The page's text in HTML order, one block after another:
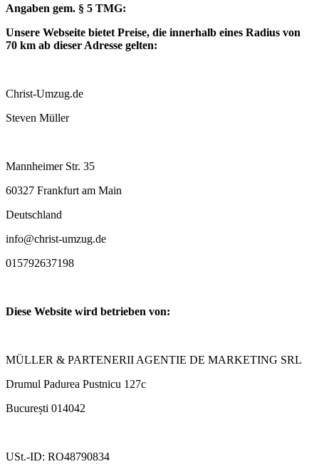
Angaben gem. § 5 TMG:
Unsere Webseite bietet Preise, die innerhalb eines Radius von
70 km ab dieser Adresse gelten:
Christ-Umzug.de
Steven Müller
Mannheimer Str. 35
60327 Frankfurt am Main
Deutschland
info@christ-umzug.de
015792637198
Diese Website wird betrieben von:
MÜLLER & PARTENERII AGENTIE DE MARKETING SRL
Drumul Padurea Pustnicu 127c
București 014042
USt.-ID: RO48790834